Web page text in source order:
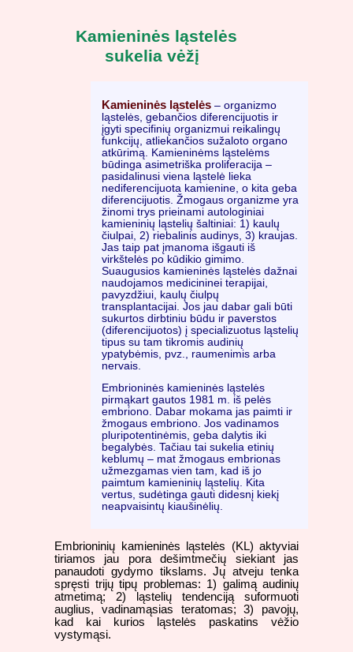
Kamieninės ląstelės
sukelia vėžį
Kamieninės ląstelės – organizmo
ląstelės, gebančios diferencijuotis ir
įgyti specifinių organizmui reikalingų
funkcijų, atliekančios sužaloto organo
atkūrimą. Kamieninėms ląstelėms
būdinga asimetriška proliferacija –
pasidalinusi viena ląstelė lieka
nediferencijuota kamienine, o kita geba
diferencijuotis. Žmogaus organizme yra
žinomi trys prieinami autologiniai
kamieninių ląstelių šaltiniai: 1) kaulų
čiulpai, 2) riebalinis audinys, 3) kraujas.
Jas taip pat įmanoma išgauti iš
virkštelės po kūdikio gimimo.
Suaugusios kamieninės ląstelės dažnai
naudojamos medicininei terapijai,
pavyzdžiui, kaulų čiulpų
transplantacijai. Jos jau dabar gali būti
sukurtos dirbtiniu būdu ir paverstos
(diferencijuotos) į specializuotus ląstelių
tipus su tam tikromis audinių
ypatybėmis, pvz., raumenimis arba
nervais.
Embrioninės kamieninės ląstelės
pirmąkart gautos 1981 m. iš pelės
embriono. Dabar mokama jas paimti ir
žmogaus embriono. Jos vadinamos
pluripotentinėmis, geba dalytis iki
begalybės. Tačiau tai sukelia etinių
keblumų – mat žmogaus embrionas
užmezgamas vien tam, kad iš jo
paimtum kamieninių ląstelių. Kita
vertus, sudėtinga gauti didesnį kiekį
neapvaisintų kiaušinėlių.
Embrioninių kamieninės ląstelės (KL) aktyviai
tiriamos jau pora dešimtmečių siekiant jas
panaudoti gydymo tikslams. Jų atveju tenka
spręsti trijų tipų problemas: 1) galimą audinių
atmetimą; 2) ląstelių tendenciją suformuoti
auglius, vadinamąsias teratomas; 3) pavojų,
kad kai kurios ląstelės paskatins vėžio
vystymąsi.